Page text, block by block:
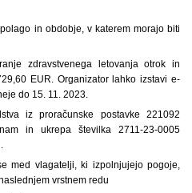
in obdobje, v katerem morajo biti
zdravstvenega letovanja otrok in
EUR. Organizator lahko izstavi e-
do 15. 11. 2023.
iz proračunske postavke 221092
in ukrepa številka 2711-23-0005
med vlagatelji, ki izpolnjujejo pogoje,
vrstnem redu